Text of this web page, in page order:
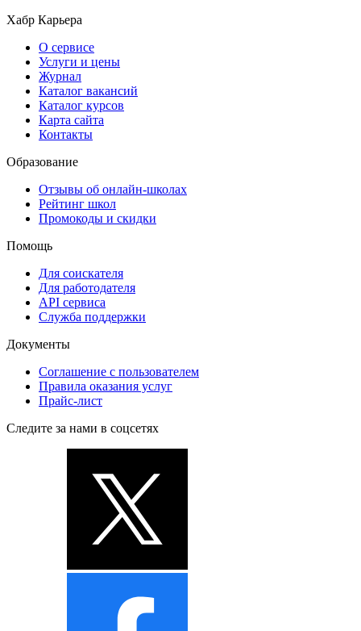
Хабр Карьера
О сервисе
Услуги и цены
Журнал
Каталог вакансий
Каталог курсов
Карта сайта
Контакты
Образование
Отзывы об онлайн-школах
Рейтинг школ
Промокоды и скидки
Помощь
Для соискателя
Для работодателя
API сервиса
Служба поддержки
Документы
Соглашение с пользователем
Правила оказания услуг
Прайс-лист
Следите за нами в соцсетях